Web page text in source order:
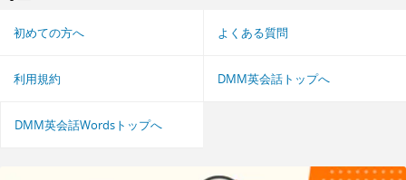
初めての方へ よくある質問
利用規約 DMM英会話トップへ
DMM英会話Wordsトップへ